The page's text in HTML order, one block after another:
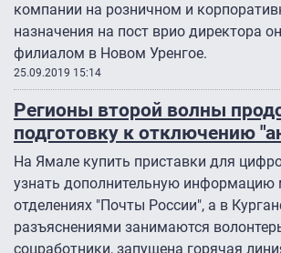
компании на розничном и
назначения на пост врио директора
филиалом в Новом Уренгое.
25.09.2019 15:14
Регионы второй волны
подготовку к отключению
На Ямале купить приставки для
узнать дополнительную
отделениях "Почты России", а в
разъяснениями занимаются
соцработники, запущена горячая